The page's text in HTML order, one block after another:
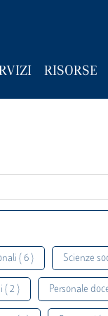
RISORSE
( 6 ) Scienze
( 2 ) Personale